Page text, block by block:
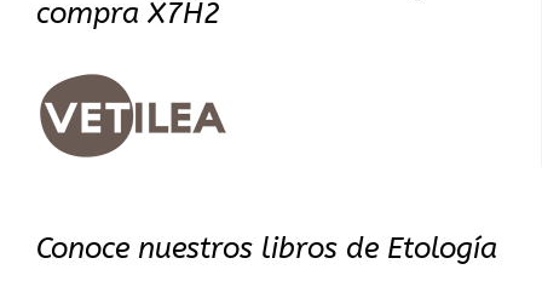
compra X7H2
Conoce nuestros libros de Etología